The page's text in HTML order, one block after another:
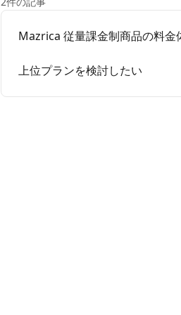
Mazrica 従量課金制商品の料金
上位プランを検討したい